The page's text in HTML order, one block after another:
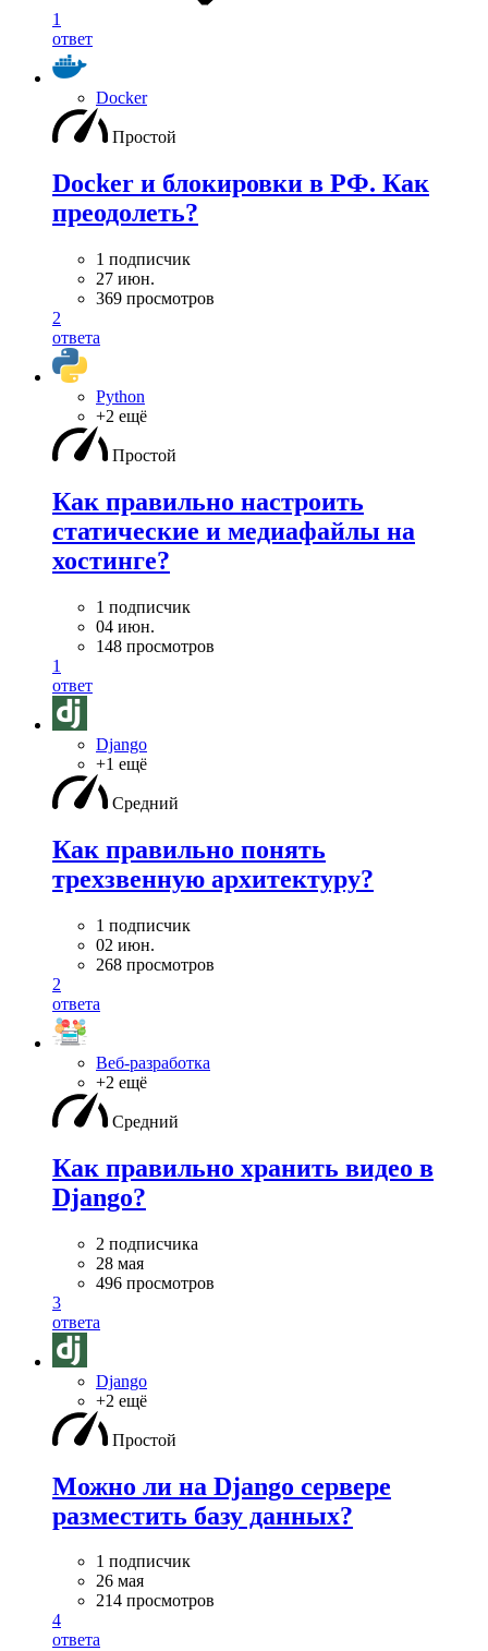
1
ответ
Docker
Простой
Docker и блокировки в РФ. Как
преодолеть?
1 подписчик
27 июн.
369 просмотров
2
ответа
Python
+2 ещё
Простой
Как правильно настроить
статические и медиафайлы на
хостинге?
1 подписчик
04 июн.
148 просмотров
1
ответ
Django
+1 ещё
Средний
Как правильно понять
трехзвенную архитектуру?
1 подписчик
02 июн.
268 просмотров
2
ответа
Веб-разработка
+2 ещё
Средний
Как правильно хранить видео в
Django?
2 подписчика
28 мая
496 просмотров
3
ответа
Django
+2 ещё
Простой
Можно ли на Django сервере
разместить базу данных?
1 подписчик
26 мая
214 просмотров
4
ответа